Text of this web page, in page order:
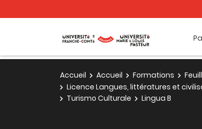
Accueil Accueil Formations
Licence Langues, littératures et
Turismo Culturale
Lingua B